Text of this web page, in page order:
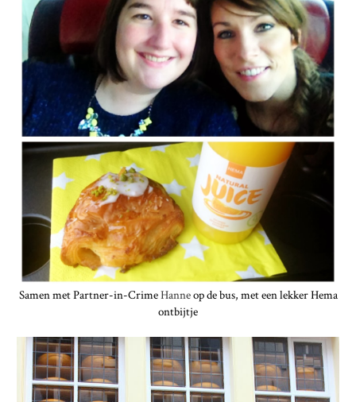
Samen met Partner-in-CrimeHanneop de bus, met een lekker Hema
ontbijtje